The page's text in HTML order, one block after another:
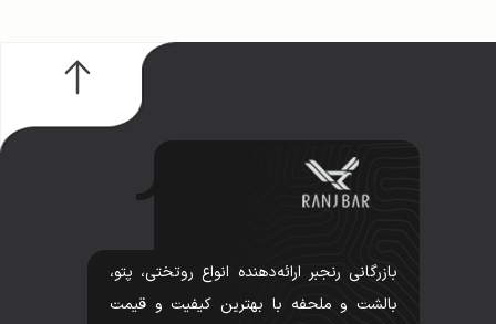
بازرگانی رنجبر ارائه‌دهنده انواع روتختی، پتو،
بالشت و ملحفه با بهترین کیفیت و قیمت